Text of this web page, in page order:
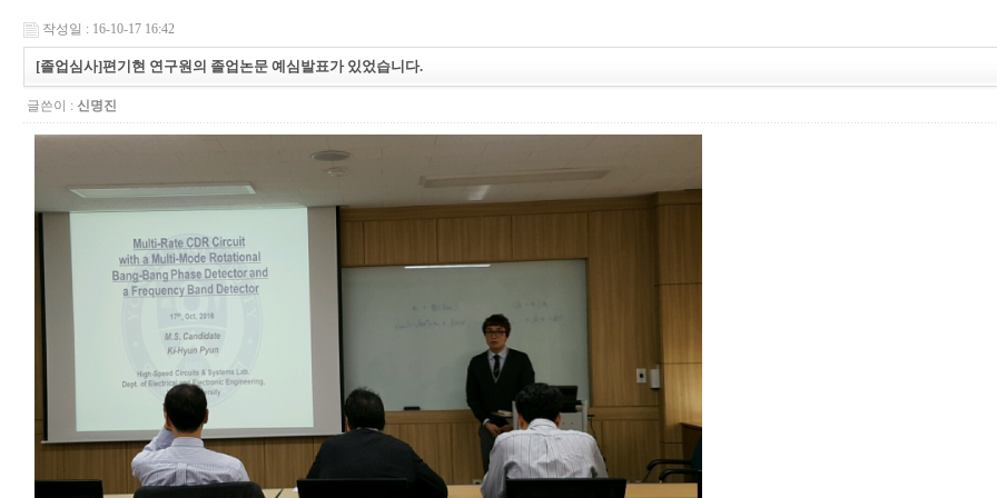
작성일 : 16-10-17 16:42
[졸업심사]편기현 연구원의 졸업논문 예심발표가 있었습니다.
글쓴이 : 신명진